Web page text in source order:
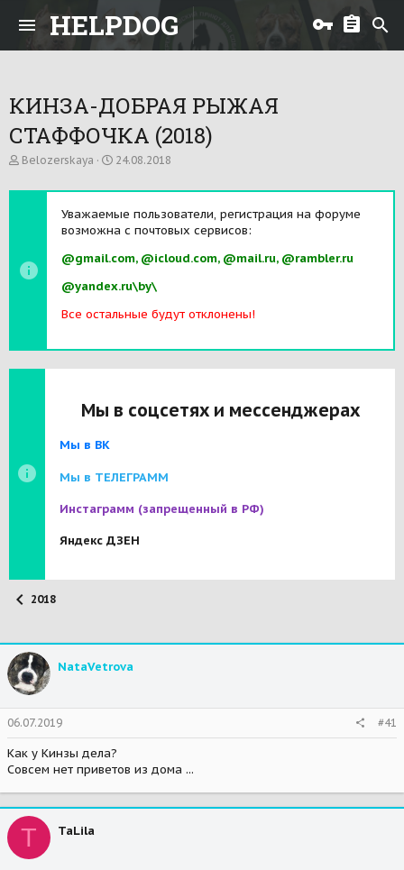
HELPDOG
КИНЗА-ДОБРАЯ РЫЖАЯ
СТАФФОЧКА (2018)
А
т
м
ы
Belozerskaya
Д
т
н
а
а
а
24.08.2018
Уважаемые пользователи, регистрация на форуме
возможна с почтовых сервисов:
@gmail.com, @icloud.com, @mail.ru, @rambler.ru
@yandex.ru\by\
Все остальные будут отклонены!
Мы в соцсетях и мессенджерах
Мы в ВК
Мы в ТЕЛЕГРАММ
Инстаграмм (запрещенный в РФ)
Яндекс ДЗЕН
2018
NataVetrova
06.07.2019 #41
Как у Кинзы дела?
Совсем нет приветов из дома ...
T TaLila